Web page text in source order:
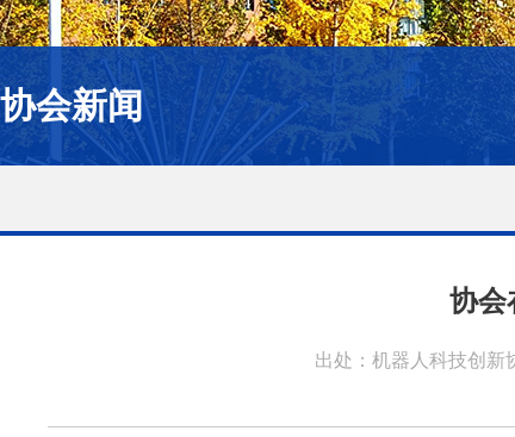
协会新闻
协会
出处：机器人科技创新